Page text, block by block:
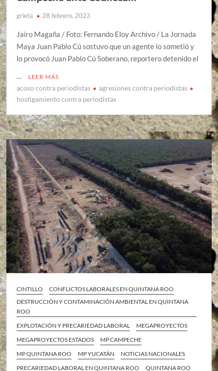
grieta 28 febrero, 2023
Jairo Magaña / Foto: Fernando Eloy Archivo / La Jornada
Maya Juan Pablo Cú sostuvo que un agente lo sometió y
lo provocó Juan Pablo Cú Soberano, reportero detenido el
…
LEER MÁS
acoso contra periodistas
agresiones contra periodistas
hostigamiento contra periodistas
CINTILLO
CONFLICTOS LABORALES EN QUINTANA ROO
DESTRUCCIÓN Y CONTAMINACIÓN AMBIENTAL EN QUINTANA
ROO
EXPLOTACIÓN Y PRECARIEDAD LABORAL
MEGAPROYECTOS
MEGAPROYECTOS ESTADOS
MP CAMPECHE
MP QUINTANA ROO
MP YUCATÁN
NOTICIAS NACIONALES
PRECARIEDAD LABORAL EN QUINTANA ROO
QUINTANA ROO